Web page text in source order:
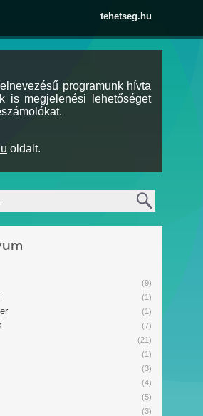
tehetseg.hu
programunk hívta
is megjelenési lehetőséget
oldalt.
(9)
(1)
(1)
(7)
(21)
(1)
(3)
(4)
(5)
(3)